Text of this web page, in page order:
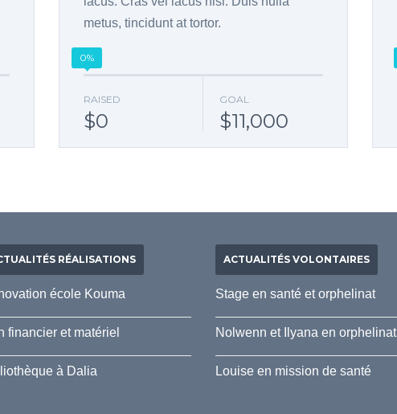
metus, tincidunt at tortor.
0%
RAISED
$0
GOAL
$11,000
RÉALISATIONS
école Kouma
financier et matériel
à Dalia
ACTUALITÉS VOLONTAIRES
Stage en santé et orphelinat
Nolwenn et Ilyana en orphelinat
Louise en mission de santé